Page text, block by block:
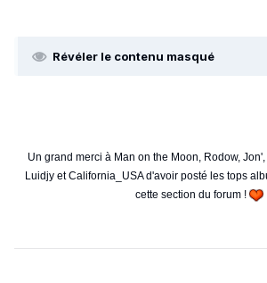
Révéler le contenu masqué
Un grand merci à Man on the Moon, Rodow,
Luidjy et California_USA d'avoir posté les tops
cette section du forum !